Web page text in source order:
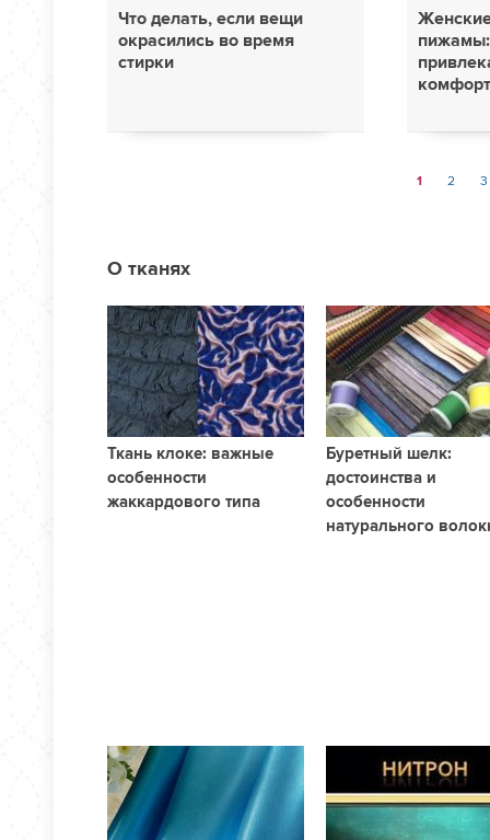
Что делать, если вещи
окрасились во время
стирки
пижамы:
1 2 3
О тканях
Ткань клоке: важные
особенности
жаккардового типа
Буретный шелк:
достоинства и
особенности
натурального